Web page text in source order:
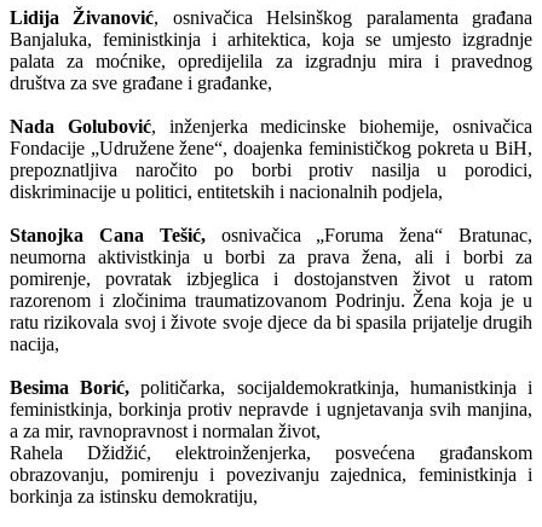
Lidija Živanović, osnivačica Helsinškog paralamenta građana
Banjaluka, feministkinja i arhitektica, koja se umjesto izgradnje
palata za moćnike, opredijelila za izgradnju mira i pravednog
društva za sve građane i građanke,
Nada Golubović, inženjerka medicinske biohemije, osnivačica
Fondacije „Udružene žene“, doajenka feminističkog pokreta u BiH,
prepoznatljiva naročito po borbi protiv nasilja u porodici,
diskriminacije u politici, entitetskih i nacionalnih podjela,
Stanojka Cana Tešić,osnivačica „Foruma žena“ Bratunac,
neumorna aktivistkinja u borbi za prava žena, ali i borbi za
pomirenje, povratak izbjeglica i dostojanstven život u ratom
razorenom i zločinima traumatizovanom Podrinju. Žena koja je u
ratu rizikovala svoj i živote svoje djece da bi spasila prijatelje drugih
nacija,
Besima Borić, političarka, socijaldemokratkinja, humanistkinja i
feministkinja, borkinja protiv nepravde i ugnjetavanja svih manjina,
a za mir, ravnopravnost i normalan život,
Rahela Džidžić, elektroinženjerka, posvećena građanskom
obrazovanju, pomirenju i povezivanju zajednica, feministkinja i
borkinja za istinsku demokratiju,